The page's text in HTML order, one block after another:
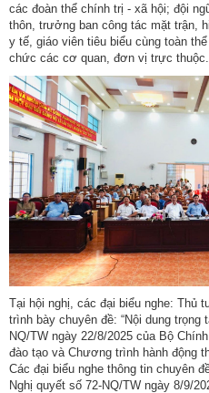
các đoàn thể chính trị - xã hội; đội
thôn, trưởng ban công tác mặt trận,
y tế, giáo viên tiêu biểu cùng toàn
chức các cơ quan, đơn vị trực thuộc.
Tại hội nghị, các đại biểu nghe: Thủ
trình bày chuyên đề: “Nội dung
NQ/TW ngày 22/8/2025 của Bộ
đào tạo và Chương trình hành động
Các đại biểu nghe thông tin chuyên
Nghị quyết số 72-NQ/TW ngày 8/9/